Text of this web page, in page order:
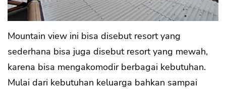
Mountain view ini bisa disebut resort yang
sederhana bisa juga disebut resort yang mewah,
karena bisa mengakomodir berbagai kebutuhan.
Mulai dari kebutuhan keluarga bahkan sampai